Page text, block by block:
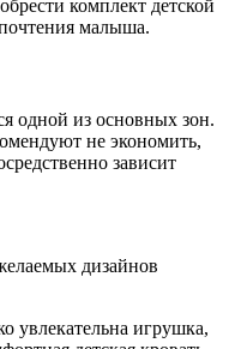
комплект детской
малыша.
одной из основных зон.
не экономить,
зависит
дизайнов
увлекательна игрушка,